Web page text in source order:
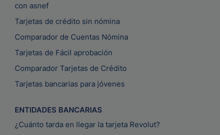
con asnef
Tarjetas de crédito sin nómina
Comparador de Cuentas Nómina
Tarjetas de Fácil aprobación
Comparador Tarjetas de Crédito
Tarjetas bancarias para jóvenes
ENTIDADES BANCARIAS
¿Cuánto tarda en llegar la tarjeta Revolut?